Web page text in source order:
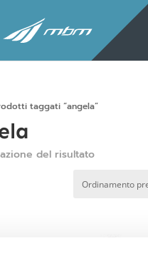
taggati “angela”
del risultato